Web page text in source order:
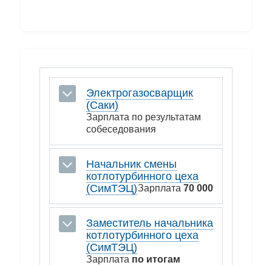
Электрогазосварщик
(Саки)
Зарплата по результатам
собеседования
Начальник смены
котлотурбинного цеха
(СимТЭЦ)Зарплата 70 000
Заместитель начальника
котлотурбинного цеха
(СимТЭЦ)
Зарплата по итогам